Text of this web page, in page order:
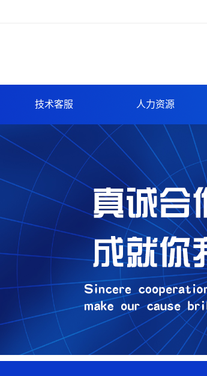
技术客服
技术咨询
品质保证
环保报告
车间展示
实验室
人力资源
人才招聘
人才理念